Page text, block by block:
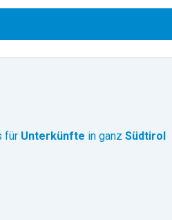
für Unterkünfte in ganz Südtirol